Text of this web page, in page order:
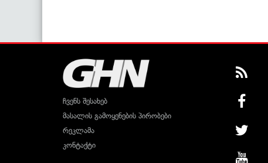
ჩვენს შესახებ
მასალის გამოყენების პირობები
რეკლამა
კონტაქტი